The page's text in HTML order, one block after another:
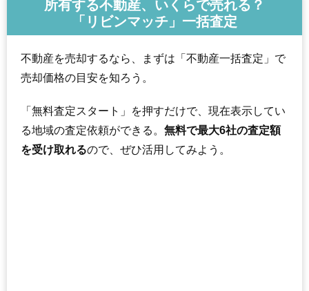
所有する不動産、いくらで売れる？
「リビンマッチ」一括査定
不動産を売却するなら、まずは「不動産一括査定」で
売却価格の目安を知ろう。
「無料査定スタート」を押すだけで、現在表示してい
る地域の査定依頼ができる。 無料で最大6社の査定額
を受け取れるので、ぜひ活用してみよう。